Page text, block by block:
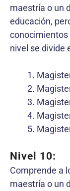
maestría o un
educación,
conocimientos
nivel se divide
Nivel 10:
Comprende a
maestría o un